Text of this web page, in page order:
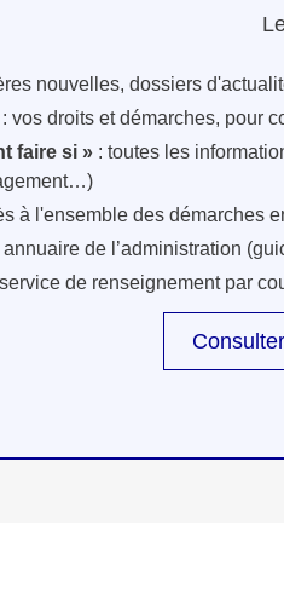
nouvelles, dossiers
: vos droits et démarches, pour
faire si » : toutes les
à l'ensemble des démarches
annuaire de l’administration
de renseignement par